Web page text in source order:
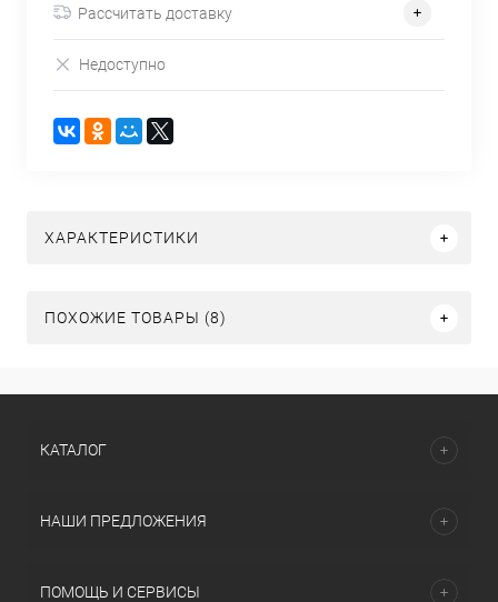
Рассчитать доставку
Недоступно
ХАРАКТЕРИСТИКИ
ПОХОЖИЕ ТОВАРЫ (8)
КАТАЛОГ
НАШИ ПРЕДЛОЖЕНИЯ
ПОМОЩЬ И СЕРВИСЫ